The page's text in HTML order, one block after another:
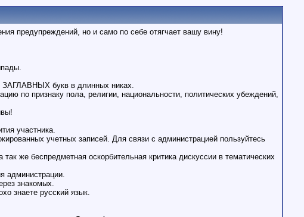
предупреждений, но и само по себе отягчает вашу вину!
ЗАГЛАВНЫХ букв в длинных никах.
по признаку пола, религии, национальности, политических убеждений,
участника.
учетных записей. Для связи с администрацией пользуйтесь
же беспредметная оскорбительная критика дискуссии в тематических
администрации.
знакомых.
знаете русский язык.